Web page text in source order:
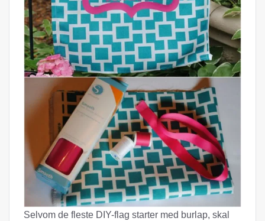
Selvom de fleste DIY-flag starter med burlap, skal